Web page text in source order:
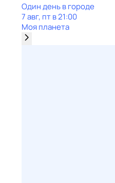
Один день в городе
7 авг, пт в 21:00
Моя планета